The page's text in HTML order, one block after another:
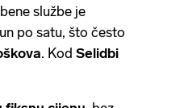
službe je
po satu, što često
. Kod Selidbi